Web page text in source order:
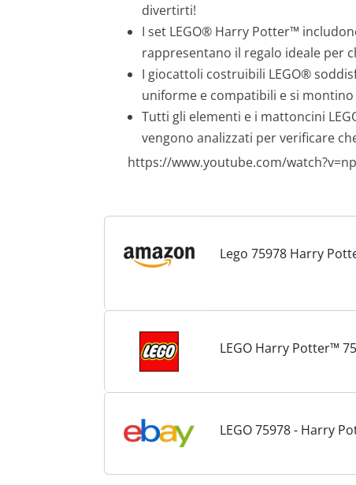
divertirti!
I set LEGO® Harry Potter™
rappresentano il regalo ideale per
I giocattoli costruibili LEGO®
uniforme e compatibili e si
Tutti gli elementi e i mattoncini
vengono analizzati per verificare
https://www.youtube.com/
Lego 75978 Harry
LEGO Harry Potter™
LEGO 75978 - Harry